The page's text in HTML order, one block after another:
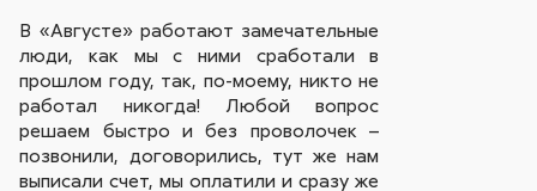
В «Августе» работают замечательные
люди, как мы с ними сработали в
прошлом году, так, по-моему, никто не
работал никогда! Любой вопрос
решаем быстро и без проволочек –
позвонили, договорились, тут же нам
выписали счет, мы оплатили и сразу же